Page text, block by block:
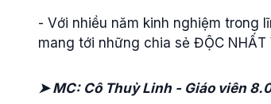
- Với nhiều năm kinh nghiệm trong
mang tới những chia sẻ ĐỘC NHẤT
➤ MC: Cô Thuỳ Linh - Giáo viên 8.0